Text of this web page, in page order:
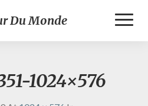
Du Monde
1024×576